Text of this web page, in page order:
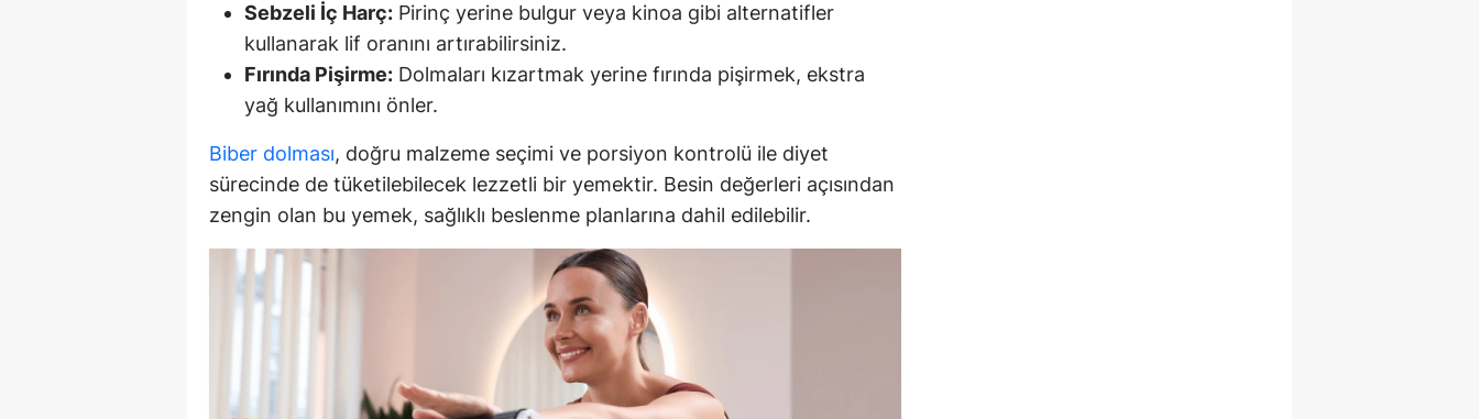
Sebzeli İç Harç: Pirinç yerine bulgur veya kinoa gibi alternatifler
kullanarak lif oranını artırabilirsiniz.
Fırında Pişirme: Dolmaları kızartmak yerine fırında pişirmek, ekstra
yağ kullanımını önler.
Biber dolması, doğru malzeme seçimi ve porsiyon kontrolü ile diyet
sürecinde de tüketilebilecek lezzetli bir yemektir. Besin değerleri açısından
zengin olan bu yemek, sağlıklı beslenme planlarına dahil edilebilir.